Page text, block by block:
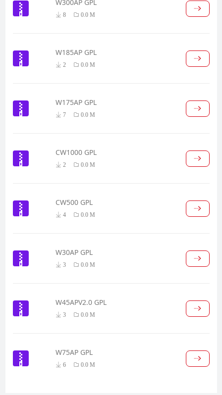
W300AP GPL
8 0.0 M
W185AP GPL
2 0.0 M
W175AP GPL
7 0.0 M
CW1000 GPL
2 0.0 M
CW500 GPL
4 0.0 M
W30AP GPL
3 0.0 M
W45APV2.0 GPL
3 0.0 M
W75AP GPL
6 0.0 M